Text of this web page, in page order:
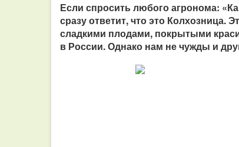
Если спросить любого агронома:
сразу ответит, что это Колхозница.
сладкими плодами, покрытыми
в России. Однако нам не чужды и